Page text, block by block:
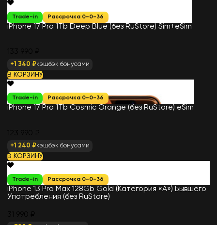
Trade-in Рассрочка 0-0-36
iPhone 17 Pro 1Tb Deep Blue (без RuStore) Sim+eSim
+1 340 ₽кэшбэк бонусами
В КОРЗИНУ
Trade-in Рассрочка 0-0-36
iPhone 17 Pro 1Tb Cosmic Orange (без RuStore) eSim
+1 240 ₽кэшбэк бонусами
В КОРЗИНУ
Trade-in Рассрочка 0-0-36
iPhone 13 Pro Max 128Gb Gold (Категория «А») Бывшего
Употребления (без RuStore)